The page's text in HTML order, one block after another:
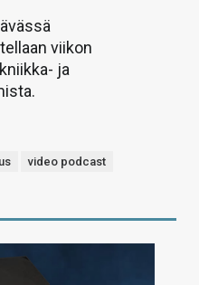
viikon
ja
video podcast